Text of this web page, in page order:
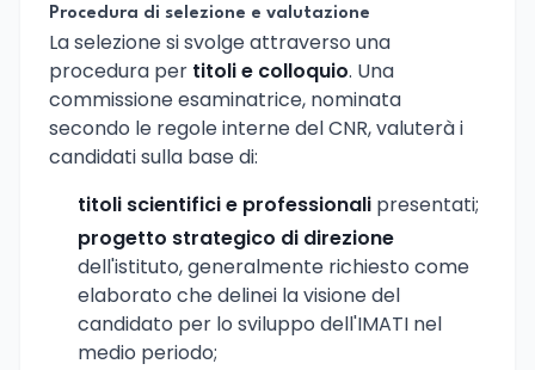
Procedura di selezione e valutazione
La selezione si svolge attraverso una
procedura per titoli e colloquio. Una
commissione esaminatrice, nominata
secondo le regole interne del CNR, valuterà i
candidati sulla base di:
titoli scientifici e professionali presentati;
progetto strategico di direzione
dell'istituto, generalmente richiesto come
elaborato che delinei la visione del
candidato per lo sviluppo dell'IMATI nel
medio periodo;